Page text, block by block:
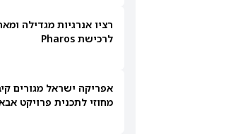
רציו אנרגיות מגדילה
לרכישת Pharos
אפריקה ישראל מגורים
מחוזי לתכנית פרויקט